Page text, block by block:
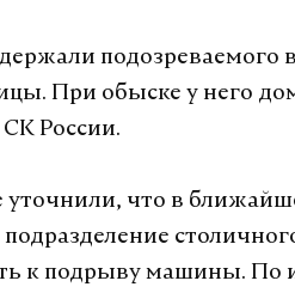
подозреваемого
При обыске у него
России.
уточнили, что в
подразделение
к подрыву машины. По